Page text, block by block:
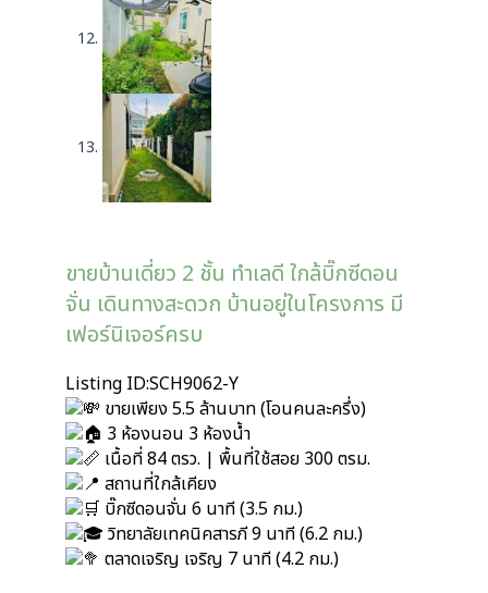
ขายบ้านเดี่ยว 2 ชั้น ทำเลดี ใกล้บิ๊กซีดอน
จั่น เดินทางสะดวก บ้านอยู่ในโครงการ มี
เฟอร์นิเจอร์ครบ
Listing ID:SCH9062-Y
ขายเพียง 5.5 ล้านบาท (โอนคนละครึ่ง)
3 ห้องนอน 3 ห้องน้ำ
เนื้อที่ 84 ตรว. | พื้นที่ใช้สอย 300 ตรม.
สถานที่ใกล้เคียง
บิ๊กซีดอนจั่น 6 นาที (3.5 กม.)
วิทยาลัยเทคนิคสารภี 9 นาที (6.2 กม.)
ตลาดเจริญ เจริญ 7 นาที (4.2 กม.)